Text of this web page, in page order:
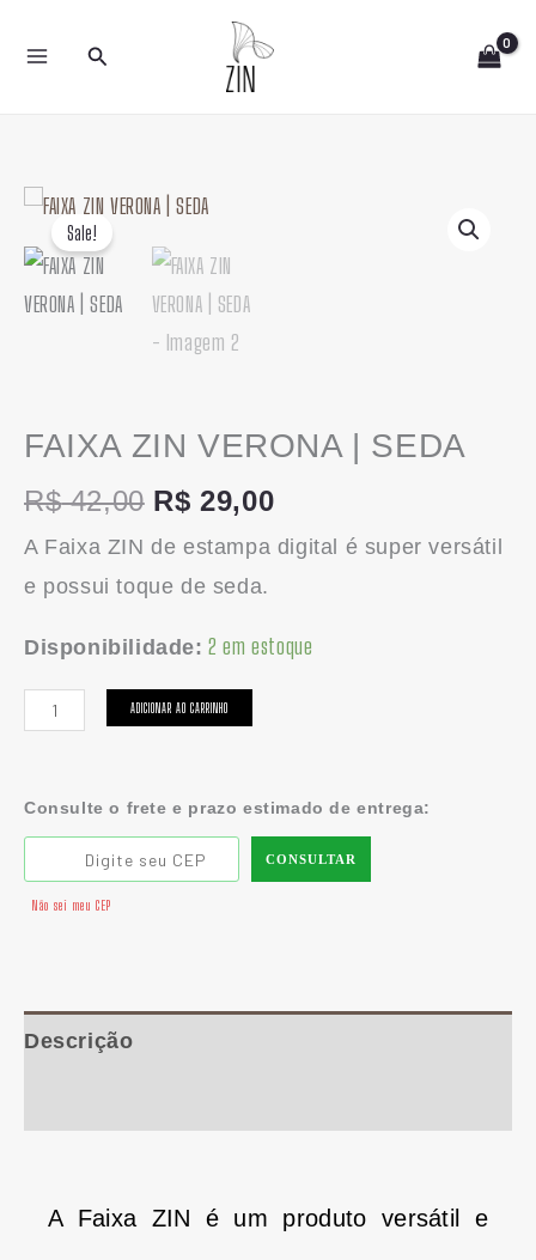
para
Pesquisar
Sale!
FAIXA ZIN VERONA | SEDA
R$42,00
O
preço
original
era:
R$ 42,00.
R$ 29,00
A Faixa ZIN de estampa digital é super versátil
e possui toque de seda.
Disponibilidade: 2 em estoque
FAIXA
ZIN
VERONA
|
ADICIONAR AO CARRINHO
Consulte o frete e prazo estimado de entrega:
CONSULTAR
Não sei meu CEP
Descrição
A Faixa ZIN é um produto versátil e